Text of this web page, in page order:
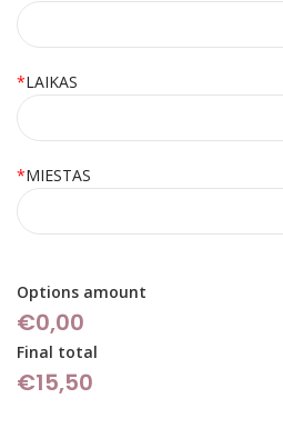
*LAIKAS
*MIESTAS
Options amount
€0,00
Final total
€15,50